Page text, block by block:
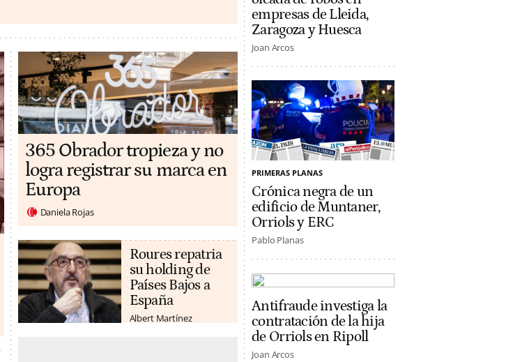
365 Obrador tropieza y no
logra registrar su marca en
Europa
Daniela Rojas
Roures repatria
su holding de
Países Bajos a
España
Albert Martínez
empresas de Lleida,
Zaragoza y Huesca
Joan Arcos
PRIMERAS PLANAS
Crónica negra de un
edificio de Muntaner,
Orriols y ERC
Pablo Planas
Antifraude investiga la
contratación de la hija
de Orriols en Ripoll
Joan Arcos